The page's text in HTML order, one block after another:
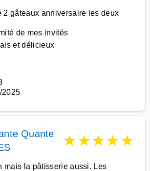
2 gâteaux anniversaire les deux
de mes invités
et délicieux
2025
Quante
★★★★★
mais la pâtisserie aussi. Les